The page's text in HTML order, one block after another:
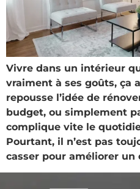
Vivre dans un intérieur
vraiment à ses goûts, ça
repousse l’idée de
budget, ou simplement
complique vite le
Pourtant, il n’est pas
casser pour améliorer un